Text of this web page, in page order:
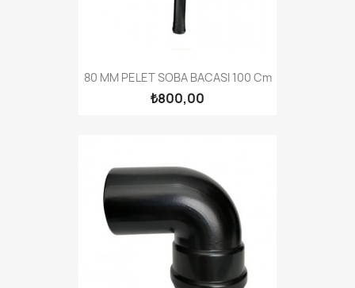
80 MM PELET SOBA BACASI 100 Cm
₺800,00